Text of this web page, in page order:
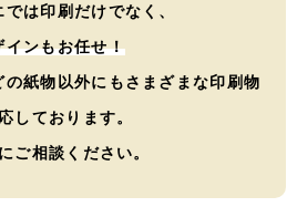
は印刷だけでなく、
インもお任せ！
紙物以外にもさまざまな印刷物
しております。
ご相談ください。